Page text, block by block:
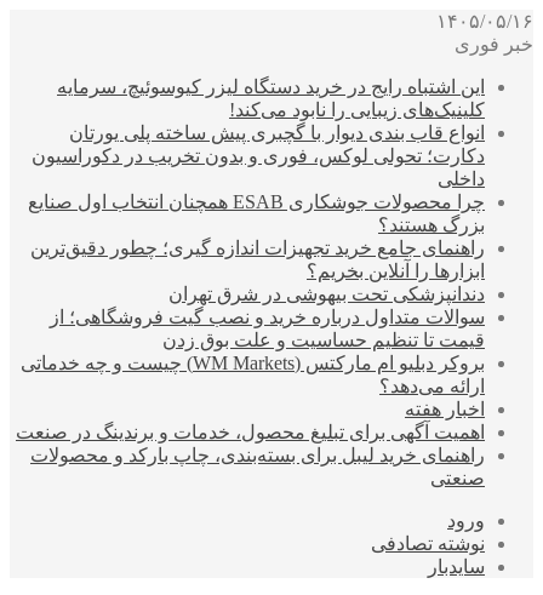
۱۴۰۵/۰۵/۱۶
خبر فوری
این اشتباه رایج در خرید دستگاه لیزر کیوسوئیچ، سرمایه
کلینیک‌های زیبایی را نابود می‌کند!
انواع قاب بندی دیوار با گچبری پیش ساخته پلی یورتان
دکارت؛ تحولی لوکس، فوری و بدون تخریب در دکوراسیون
داخلی
چرا محصولات جوشکاری ESAB همچنان انتخاب اول صنایع
بزرگ هستند؟
راهنمای جامع خرید تجهیزات اندازه گیری؛ چطور دقیق‌ترین
ابزارها را آنلاین بخریم؟
دندانپزشکی تحت بیهوشی در شرق تهران
سوالات متداول درباره خرید و نصب گیت فروشگاهی؛ از
قیمت تا تنظیم حساسیت و علت بوق زدن
بروکر دبلیو ام مارکتس (WM Markets) چیست و چه خدماتی
ارائه می‌دهد؟
اخبار هفته
اهمیت آگهی برای تبلیغ محصول، خدمات و برندینگ در صنعت
راهنمای خرید لیبل برای بسته‌بندی، چاپ بارکد و محصولات
صنعتی
ورود
نوشته تصادفی
سایدبار